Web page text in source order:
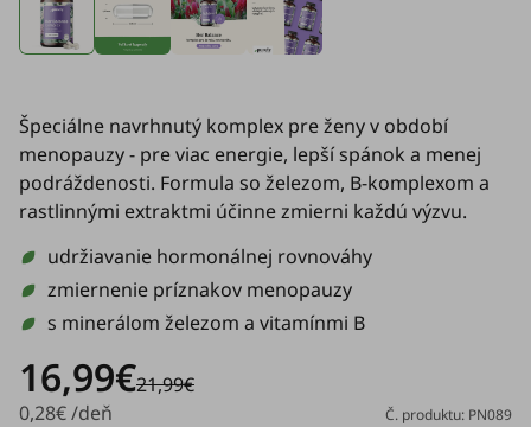
Špeciálne navrhnutý komplex pre ženy v období
menopauzy - pre viac energie, lepší spánok a menej
podráždenosti. Formula so železom, B-komplexom a
rastlinnými extraktmi účinne zmierni každú výzvu.
udržiavanie hormonálnej rovnováhy
zmiernenie príznakov menopauzy
s minerálom železom a vitamínmi B
16,99€21,99€
0,28€ /deň
Č. produktu: PN089